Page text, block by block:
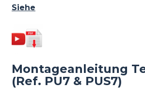
Siehe
Image
Montageanleitung
(Ref. PU7 & PUS7)